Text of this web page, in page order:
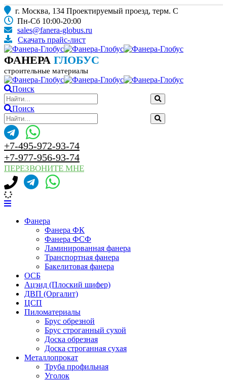
г. Москва, 134 Проектируемый проезд, терм. С
Пн-Сб 10:00-20:00
sales@fanera-globus.ru
Скачать прайс-лист
ФАНЕРА ГЛОБУС
строительные материалы
Поиск
Поиск
+7-495-972-93-74
+7-977-956-93-74
ПЕРЕЗВОНИТЕ МНЕ
Фанера
Фанера ФК
Фанера ФСФ
Ламинированная фанера
Транспортная фанера
Бакелитовая фанера
ОСБ
Ацэид (Плоский шифер)
ДВП (Оргалит)
ЦСП
Пиломатериалы
Брус обрезной
Брус строганный сухой
Доска обрезная
Доска строганная сухая
Металлопрокат
Труба профильная
Уголок